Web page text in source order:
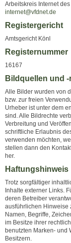
Arbeitskreis Internet
internet@vfdnet.de
Registergericht
Amtsgericht Könl
Registernummer
16167
Bildquellen und
Alle Bilder wurden von
bzw. zur freien
Urheber ist unter dem
sind. Alle Bildrechte
Verbreitung und
schriftliche Erlaubnis
verwenden möchten,
stellen dann den
her.
Haftungshinweis
Trotz sorgfältiger
Inhalte externer Links.
deren Betreiber
ausführlichen Hinweise
Namen, Begriffe,
im Besitze ihrer
benutzten Marken- und
Besitzern.